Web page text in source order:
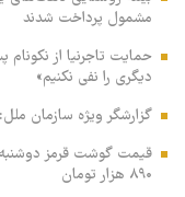
مشمول پرداخت شدند
حمایت تاجرنیا از
دیگری را نفی نکنیم»
گزارشگر ویژه سازمان
۸۹۰ هزار تومان